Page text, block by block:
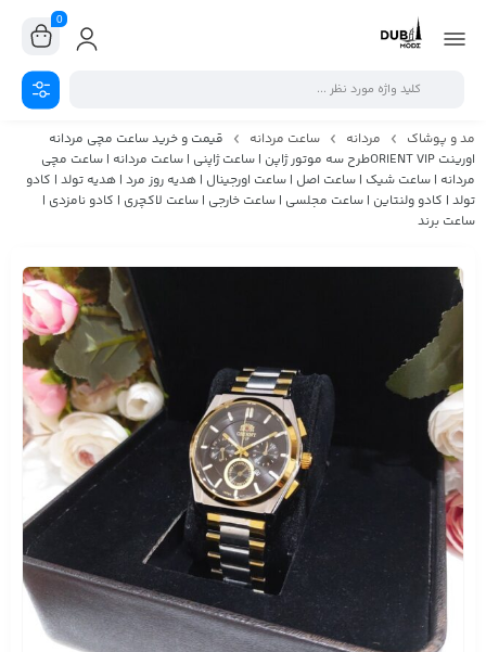
0
مد و پوشاک مردانه ساعت مردانه
قیمت و خرید ساعت مچی مردانه
اورینت ORIENT VIPطرح سه موتور ژاپن | ساعت ژاپنی | ساعت مردانه | ساعت مچی
مردانه | ساعت شیک | ساعت اصل | ساعت اورجینال | هدیه روز مرد | هدیه تولد | کادو
تولد | کادو ولنتاین | ساعت مجلسی | ساعت خارجی | ساعت لاکچری | کادو نامزدی |
ساعت برند